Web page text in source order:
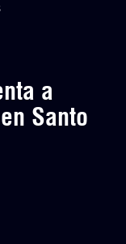
a
Santo